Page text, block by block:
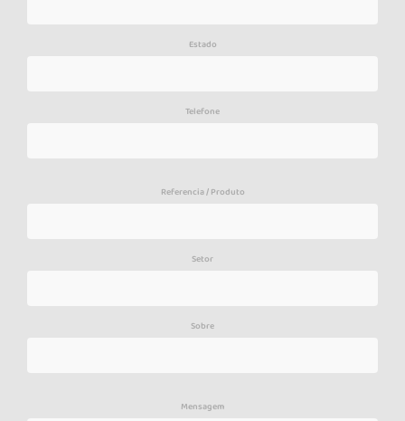
Estado
Telefone
Referencia / Produto
Setor
Sobre
Mensagem